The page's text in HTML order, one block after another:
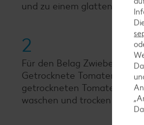
und zu einem glatten
2
Für den Belag Zwiebeln
Getrocknete Tomaten
getrockneten Tomaten und
waschen und trocken